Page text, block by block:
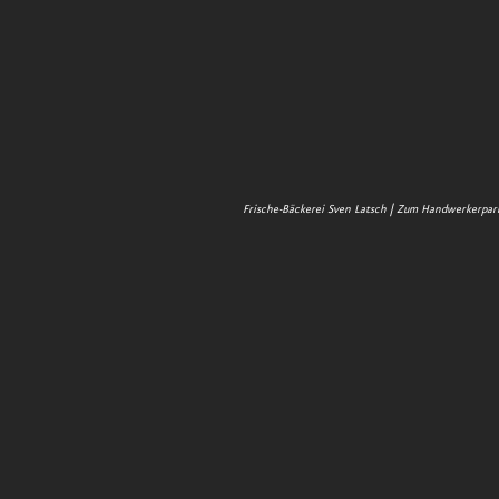
Frische-Bäckerei Sven Latsch | Zum